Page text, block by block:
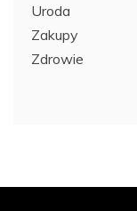
Uroda
Zakupy
Zdrowie